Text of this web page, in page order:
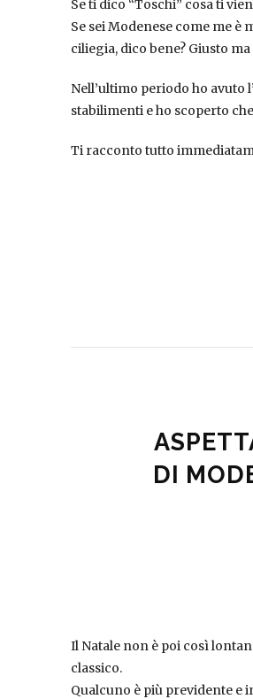
Se ti dico “Toschi” cosa ti
Se sei Modenese come me
ciliegia, dico bene? Giusto
Nell’ultimo periodo ho avuto
stabilimenti e ho scoperto
Ti racconto tutto
DI
Il Natale non è poi così
classico.
Qualcuno è più previdente e